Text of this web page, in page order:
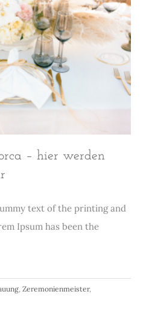
– hier werden
text of the printing and
Ipsum has been the
Zeremonienmeister,